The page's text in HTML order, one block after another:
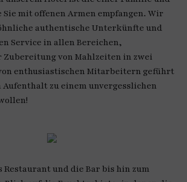
mit offenen Armen empfangen. Wir
authentische Unterkünfte und
Service in allen Bereichen,
von Mahlzeiten in zwei
enthusiastischen Mitarbeitern geführt
zu einem unvergesslichen
Restaurant und die Bar bis hin zum